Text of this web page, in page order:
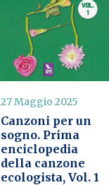
27 Maggio 2025
Canzoni per un
sogno. Prima
enciclopedia
della canzone
ecologista, Vol. 1